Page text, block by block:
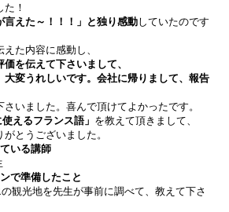
！
言えた～！！！」と独り感動していたのです
た内容に感動し、
価を伝えて下さいまして、
大変うれしいです。会社に帰りまして、報告
いました。喜んで頂けてよかったです。
使えるフランス語」 を教えて頂きまして、
とうございました。
いる講師
で準備したこと
観光地を先生が事前に調べて、教えて下さ